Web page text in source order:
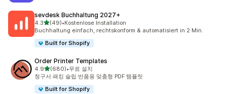
sevdesk Buchhaltung 2027+
4.3별 5개 중
(49)
총 리뷰 49개
•Kostenlose Installation
Buchhaltung einfach, rechtskonform & automatisiert in 2 Min.
Built for Shopify
Order Printer Templates
4.9별 5개 중
(680)
총 리뷰 680개
•무료 설치
청구서·패킹 슬립·반품용 맞춤형 PDF 템플릿
Built for Shopify